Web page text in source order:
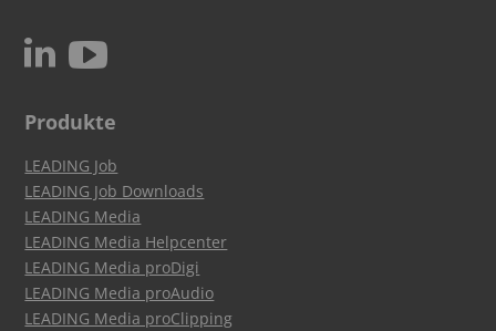
N c
Produkte
LEADING Job
LEADING Job Downloads
LEADING Media
LEADING Media Helpcenter
LEADING Media proDigi
LEADING Media proAudio
LEADING Media proClipping